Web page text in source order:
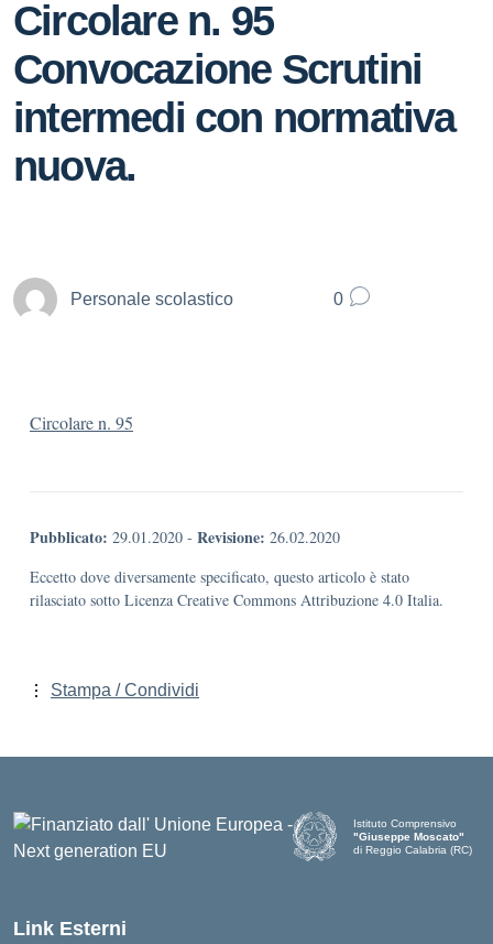
Circolare n. 95
Convocazione Scrutini
intermedi con normativa
nuova.
Personale scolastico 0
Circolare n. 95
Pubblicato: 29.01.2020 - Revisione: 26.02.2020
Eccetto dove diversamente specificato, questo articolo è stato
rilasciato sotto Licenza Creative Commons Attribuzione 4.0 Italia.
Stampa / Condividi
Istituto Comprensivo
"Giuseppe Moscato"
di Reggio Calabria (RC)
Link Esterni